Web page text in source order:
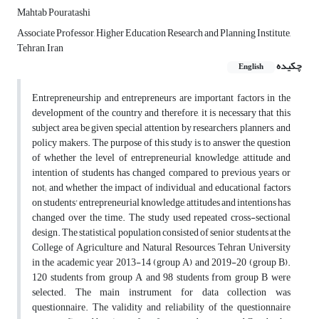
Mahtab Pouratashi
Associate Professor, Higher Education Research and Planning Institute,
Tehran, Iran
چکیده
English
Entrepreneurship and entrepreneurs are important factors in the
development of the country and therefore, it is necessary that this
subject area be given special attention by researchers, planners, and
policy makers. The purpose of this study is to answer the question
of whether the level of entrepreneurial knowledge, attitude and
intention of students has changed compared to previous years or
not; and whether the impact of individual and educational factors
on students' entrepreneurial knowledge, attitudes and intentions has
changed over the time. The study used repeated cross-sectional
design. The statistical population consisted of senior students at the
College of Agriculture and Natural Resources, Tehran University
in the academic year 2013-14 (group A) and 2019-20 (group B).
120 students from group A and 98 students from group B were
selected. The main instrument for data collection was
questionnaire. The validity and reliability of the questionnaire